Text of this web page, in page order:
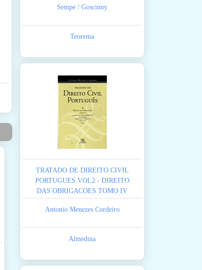
Sempe / Goscinny
Teorema
TRATADO DE DIREITO CIVIL
PORTUGUES VOL2 - DIREITO
DAS OBRIGACOES TOMO IV
Antonio Menezes Cordeiro
Almedina